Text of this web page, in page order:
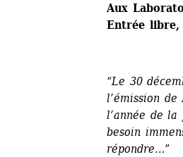
Aux
Entrée
“Le 30
l’émission
l’année de la
besoin
répondre…”